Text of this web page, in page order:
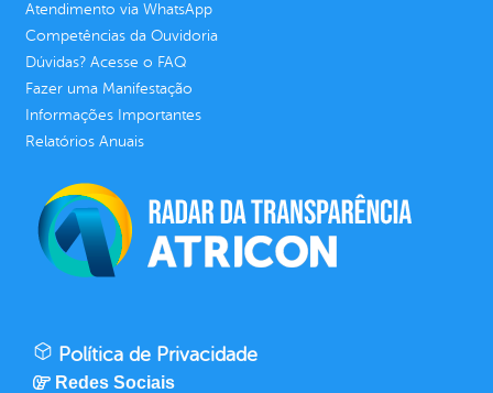
Atendimento via WhatsApp
Competências da Ouvidoria
Dúvidas? Acesse o FAQ
Fazer uma Manifestação
Informações Importantes
Relatórios Anuais
Política de Privacidade
Redes Sociais